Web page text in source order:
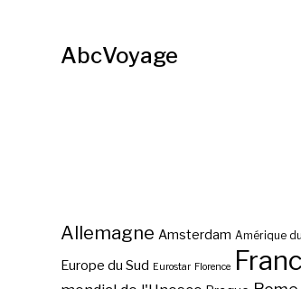
AbcVoyage
Allemagne Amsterdam Amérique
Europe du Sud Eurostar Florence